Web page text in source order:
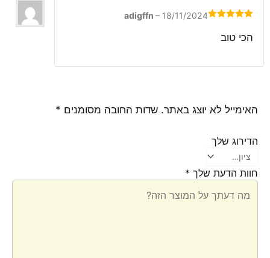
5
5
adigffn – 18/11/2024
הכי טוב
האימייל לא יוצג באתר. שדות החובה מסומנים *
הדירוג שלך
חוות הדעת שלך *